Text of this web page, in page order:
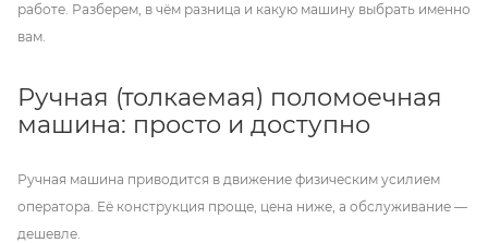
работе. Разберем, в чём разница и какую машину выбрать именно
вам.
Ручная (толкаемая) поломоечная
машина: просто и доступно
Ручная машина приводится в движение физическим усилием
оператора. Её конструкция проще, цена ниже, а обслуживание —
дешевле.